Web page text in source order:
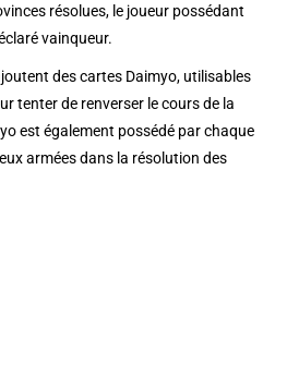
résolues, le joueur possédant
vainqueur.
des cartes Daimyo, utilisables
tenter de renverser le cours de la
est également possédé par chaque
armées dans la résolution des